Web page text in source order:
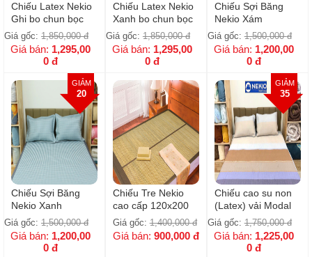
Chiếu Latex Nekio
Ghi bo chun bọc
đệm
Giá gốc: 1,850,000 đ
Giá bán: 1,295,00
0 đ
Chiếu Latex Nekio
Xanh bo chun bọc
đệm
Giá gốc: 1,850,000 đ
Giá bán: 1,295,00
0 đ
Chiếu Sợi Băng
Nekio Xám
Giá gốc:1,500,000 đ
Giá bán: 1,200,00
0 đ
GIẢM
20
Chiếu Sợi Băng
Nekio Xanh
Giá gốc: 1,500,000 đ
Giá bán: 1,200,00
0 đ
Chiếu Tre Nekio
cao cấp 120x200
Giá gốc:1,400,000 đ
Giá bán: 900,000 đ
GIẢM
35
Chiếu cao su non
(Latex) vải Modal
gỗ sồi kẻ nâu
Giá gốc:1,750,000 đ
Giá bán: 1,225,00
0 đ